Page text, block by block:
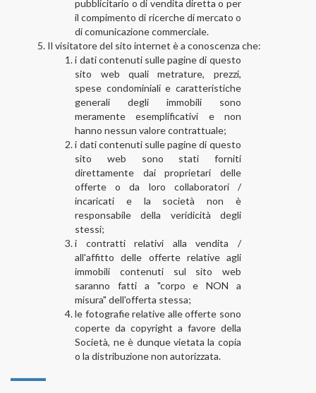
pubblicitario o di vendita diretta o per
il compimento di ricerche di mercato o
di comunicazione commerciale.
Il visitatore del sito internet è a conoscenza che:
i dati contenuti sulle pagine di questo
sito web quali metrature, prezzi,
spese condominiali e caratteristiche
generali degli immobili sono
meramente esemplificativi e non
hanno nessun valore contrattuale;
i dati contenuti sulle pagine di questo
sito web sono stati forniti
direttamente dai proprietari delle
offerte o da loro collaboratori /
incaricati e la società non è
responsabile della veridicità degli
stessi;
i contratti relativi alla vendita /
all'affitto delle offerte relative agli
immobili contenuti sul sito web
saranno fatti a "corpo e NON a
misura" dell'offerta stessa;
le fotografie relative alle offerte sono
coperte da copyright a favore della
Società, ne è dunque vietata la copia
o la distribuzione non autorizzata.